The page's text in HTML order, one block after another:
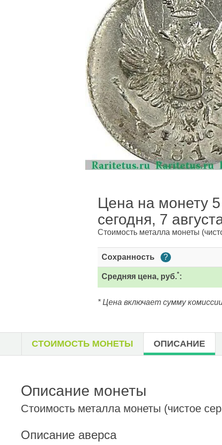
Цена на монету
сегодня, 7
Стоимость металла монеты
Сохранность ?
Средняя цена, руб.*:
* Цена включает сумму
СТОИМОСТЬ МОНЕТЫ ОПИСАНИЕ
Описание монеты
Стоимость металла монеты (чистое
Описание аверса